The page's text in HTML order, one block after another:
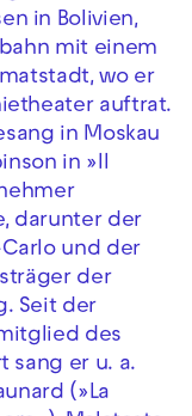
in Bolivien,
mit einem
wo er
auftrat.
in Moskau
in »Il
darunter der
und der
der
Seit der
des
sang er u. a.
(»La